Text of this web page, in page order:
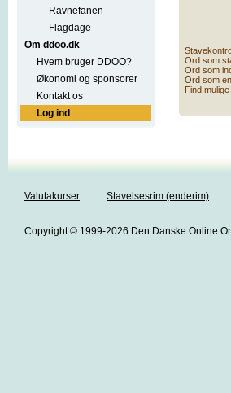
Ravnefanen
Flagdage
Om ddoo.dk
Hvem bruger DDOO?
Økonomi og sponsorer
Kontakt os
Log ind
Ord som
Ord som
Ord som
Find
Valutakurser Stavelsesrim (enderim)
Copyright © 1999-2026 Den Danske Online